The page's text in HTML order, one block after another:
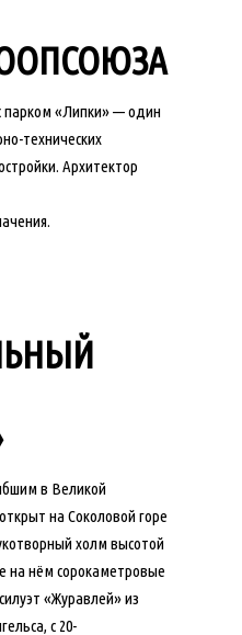
«Липки» — один
технических
Архитектор
в Великой
на Соколовой горе
холм высотой
на нём сорокаметровые
«Журавлей» из
с 20-